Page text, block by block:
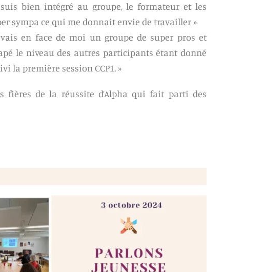
bien intégré au groupe, le formateur et les
sympa ce qui me donnait envie de travailler »
en face de moi un groupe de super pros et
le niveau des autres participants étant donné
la première session CCP1. »
fières de la réussite d’Alpha qui fait parti des